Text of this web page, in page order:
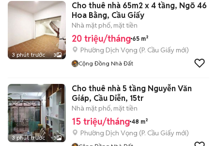
3 phút trước 3
Cho thuê nhà 65m2 x 4 tầng, Ngõ 46
Hoa Bằng, Cầu Giấy
Nhà mặt phố, mặt tiền
20 triệu/tháng 65 m²
Phường Dịch Vọng (P. Cầu Giấy mới)
Cộng Đồng Nhà Đất
3 phút trước 3
Cho thuê nhà 5 tầng Nguyễn Văn
Giáp, Cầu Diễn, 15tr
Nhà mặt phố, mặt tiền
15 triệu/tháng 48 m²
Phường Dịch Vọng (P. Cầu Giấy mới)